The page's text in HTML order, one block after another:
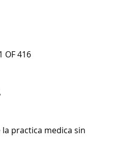
OF 416
practica medica sin